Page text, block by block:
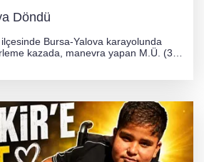
Döndü
Bursa-Yalova karayolunda
kazada, manevra yapan M.Ü. (35)